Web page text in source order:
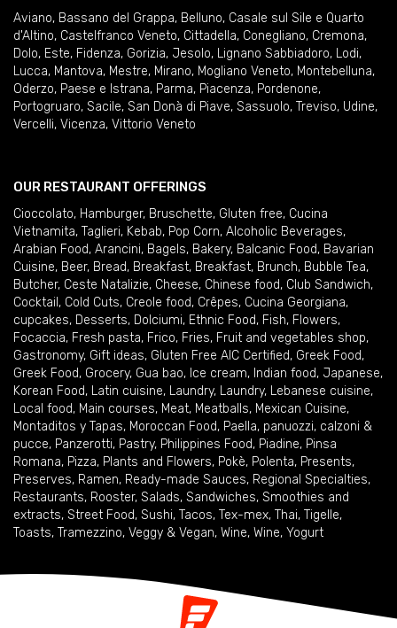
Aviano, Bassano del Grappa, Belluno, Casale sul Sile e Quarto
d'Altino, Castelfranco Veneto, Cittadella, Conegliano, Cremona,
Dolo, Este, Fidenza, Gorizia, Jesolo, Lignano Sabbiadoro, Lodi,
Lucca, Mantova, Mestre, Mirano, Mogliano Veneto, Montebelluna,
Oderzo, Paese e Istrana, Parma, Piacenza, Pordenone,
Portogruaro, Sacile, San Donà di Piave, Sassuolo, Treviso, Udine,
Vercelli, Vicenza, Vittorio Veneto
OUR RESTAURANT OFFERINGS
Cioccolato, Hamburger, Bruschette, Gluten free, Cucina
Vietnamita, Taglieri, Kebab, Pop Corn, Alcoholic Beverages,
Arabian Food, Arancini, Bagels, Bakery, Balcanic Food, Bavarian
Cuisine, Beer, Bread, Breakfast, Breakfast, Brunch, Bubble Tea,
Butcher, Ceste Natalizie, Cheese, Chinese food, Club Sandwich,
Cocktail , Cold Cuts, Creole food, Crêpes, Cucina Georgiana,
cupcakes, Desserts, Dolciumi, Ethnic Food, Fish, Flowers,
Focaccia, Fresh pasta, Frico, Fries, Fruit and vegetables shop,
Gastronomy, Gift ideas, Gluten Free AIC Certified, Greek Food,
Greek Food, Grocery, Gua bao, Ice cream, Indian food, Japanese,
Korean Food, Latin cuisine, Laundry, Laundry, Lebanese cuisine,
Local food, Main courses, Meat, Meatballs, Mexican Cuisine,
Montaditos y Tapas, Moroccan Food, Paella, panuozzi, calzoni &
pucce, Panzerotti, Pastry, Philippines Food, Piadine, Pinsa
Romana, Pizza, Plants and Flowers, Pokè, Polenta, Presents,
Preserves, Ramen, Ready-made Sauces, Regional Specialties,
Restaurants, Rooster, Salads, Sandwiches, Smoothies and
extracts, Street Food, Sushi, Tacos, Tex-mex, Thai, Tigelle,
Toasts, Tramezzino, Veggy & Vegan, Wine, Wine, Yogurt